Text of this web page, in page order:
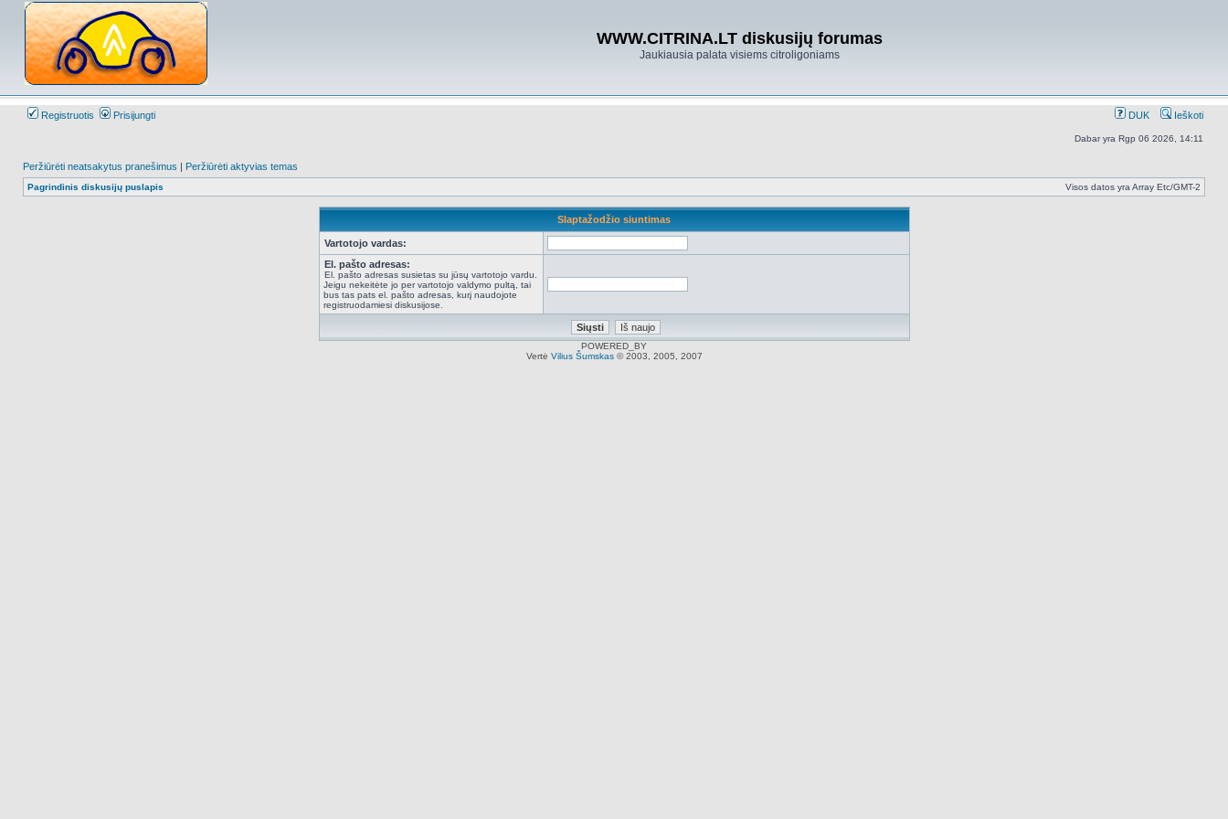
WWW.CITRINA.LT diskusijų forumas
Jaukiausia palata visiems citroligoniams
Registruotis Prisijungti DUK Ieškoti
Dabar yra Rgp 06 2026, 14:11
Peržiūrėti neatsakytus pranešimus | Peržiūrėti aktyvias temas
Pagrindinis diskusijų puslapis Visos datos yra Array Etc/GMT-2
Slaptažodžio siuntimas
Vartotojo vardas:
El. pašto adresas:
El. pašto adresas susietas su jūsų vartotojo vardu.
Jeigu nekeitėte jo per vartotojo valdymo pultą, tai
bus tas pats el. pašto adresas, kurį naudojote
registruodamiesi diskusijose.
POWERED_BY
Vertė Vilius Šumskas© 2003, 2005, 2007